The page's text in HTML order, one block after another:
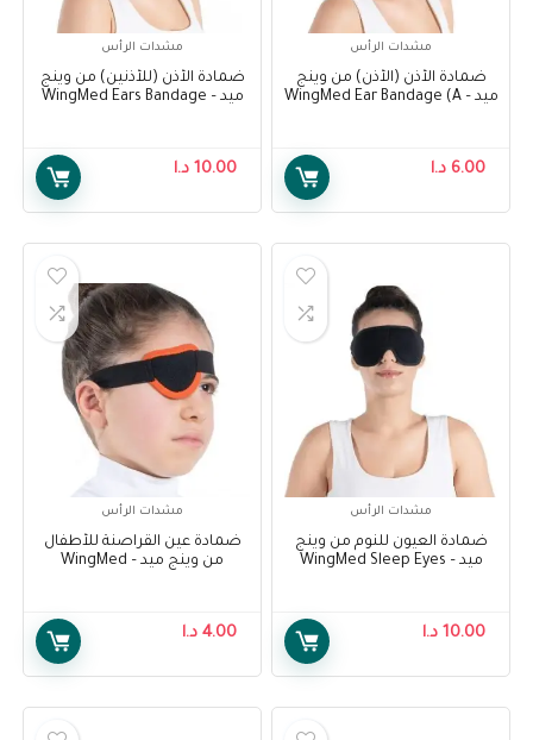
مشدات الرأس
ضمادة الأذن (الأذن) من وينج
ميد – WingMed Ear Bandage (A
6.00 د.ا
مشدات الرأس
ضمادة الأذن (للأذنين) من وينج
ميد – WingMed Ears Bandage
10.00 د.ا
مشدات الرأس
ضمادة العيون للنوم من وينج
ميد – WingMed Sleep Eyes
10.00 د.ا
مشدات الرأس
ضمادة عين القراصنة للأطفال
من وينج ميد – WingMed
4.00 د.ا